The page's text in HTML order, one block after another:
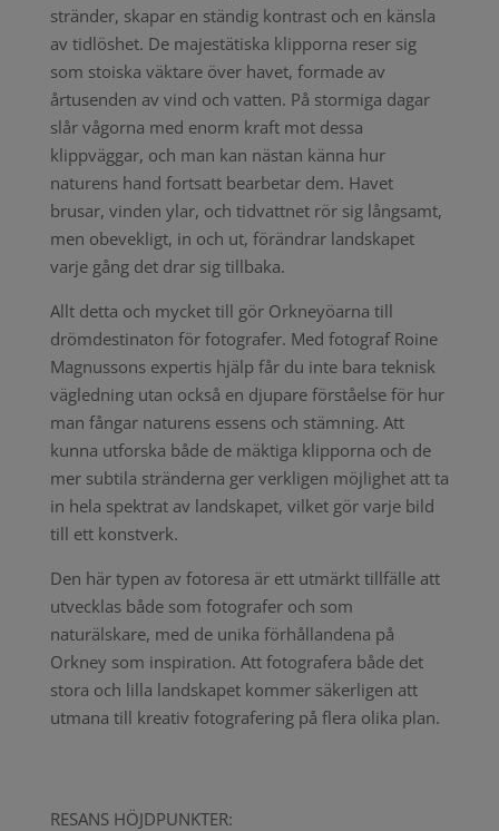
stränder, skapar en ständig kontrast och en känsla
av tidlöshet. De majestätiska klipporna reser sig
som stoiska väktare över havet, formade av
årtusenden av vind och vatten. På stormiga dagar
slår vågorna med enorm kraft mot dessa
klippväggar, och man kan nästan känna hur
naturens hand fortsatt bearbetar dem. Havet
brusar, vinden ylar, och tidvattnet rör sig långsamt,
men obevekligt, in och ut, förändrar landskapet
varje gång det drar sig tillbaka.
Allt detta och mycket till gör Orkneyöarna till
drömdestinaton för fotografer. Med fotograf Roine
Magnussons expertis hjälp får du inte bara teknisk
vägledning utan också en djupare förståelse för hur
man fångar naturens essens och stämning. Att
kunna utforska både de mäktiga klipporna och de
mer subtila stränderna ger verkligen möjlighet att ta
in hela spektrat av landskapet, vilket gör varje bild
till ett konstverk.
Den här typen av fotoresa är ett utmärkt tillfälle att
utvecklas både som fotografer och som
naturälskare, med de unika förhållandena på
Orkney som inspiration. Att fotografera både det
stora och lilla landskapet kommer säkerligen att
utmana till kreativ fotografering på flera olika plan.
RESANS HÖJDPUNKTER: